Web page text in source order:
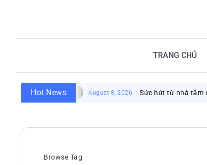
TRANG CHỦ
Hot News August 8, 2026 Sức hút từ nhà tắm
Browse Tag